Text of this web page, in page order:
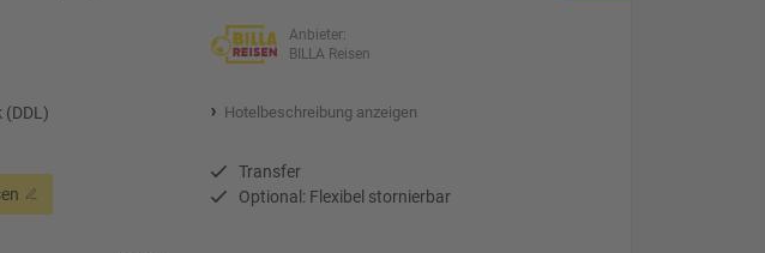
(DDL)
Anbieter:
BILLA Reisen
Hotelbeschreibung anzeigen
Transfer
Optional: Flexibel stornierbar